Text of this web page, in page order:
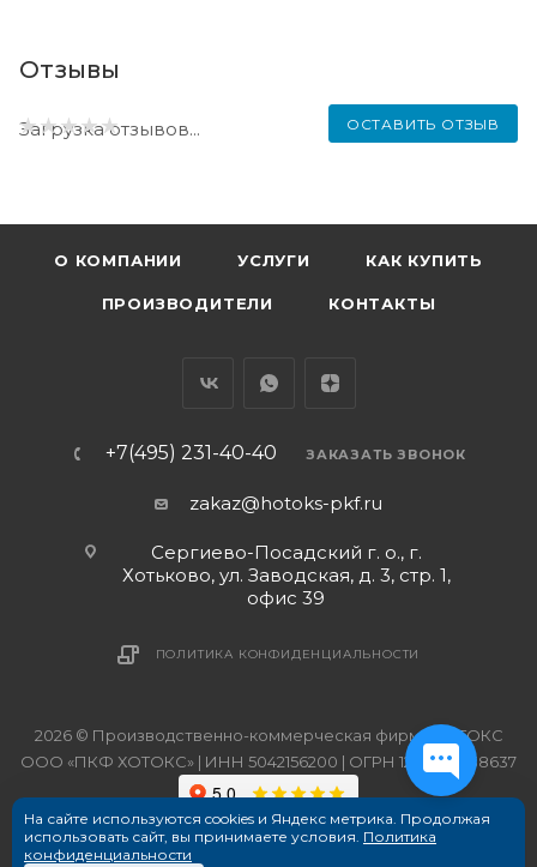
Отзывы
ОСТАВИТЬ ОТЗЫВ
Загрузка отзывов...
О КОМПАНИИ УСЛУГИ КАК КУПИТЬ
ПРОИЗВОДИТЕЛИ КОНТАКТЫ
+7(495) 231-40-40 ЗАКАЗАТЬ ЗВОНОК
zakaz@hotoks-pkf.ru
Сергиево-Посадский г. о., г.
Хотьково, ул. Заводская, д. 3, стр. 1,
офис 39
ПОЛИТИКА КОНФИДЕНЦИАЛЬНОСТИ
2026 © Производственно-коммерческая фирма ХОТОКС
ООО «ПКФ ХОТОКС» | ИНН 5042156200 | ОГРН 1215000038637
На сайте используются cookies и Яндекс метрика. Продолжая
использовать сайт, вы принимаете условия. Политика
конфиденциальности